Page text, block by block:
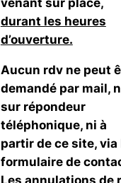
venant sur place,
durant les heures
d’ouverture.
Aucun rdv ne peut
demandé par mail,
sur répondeur
téléphonique, ni à
partir de ce site, via
formulaire de